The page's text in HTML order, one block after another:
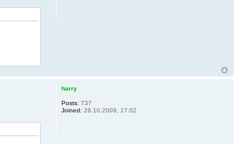
harry
Posts: 737
Joined: 29.10.2009, 17:02